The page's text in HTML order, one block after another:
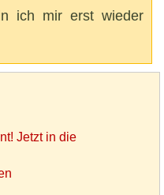
ich mir erst wieder
Jetzt in die